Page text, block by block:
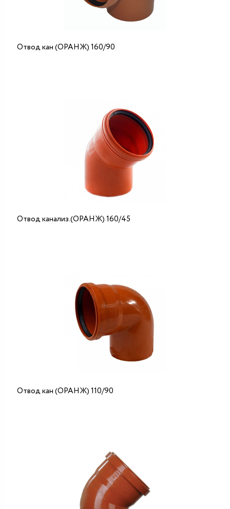
Отвод кан (ОРАНЖ) 160/90
Отвод канализ.(ОРАНЖ) 160/45
Отвод кан (ОРАНЖ) 110/90